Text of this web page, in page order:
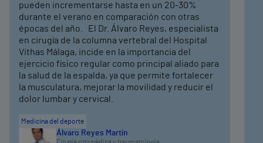
pueden incrementarse hasta en un 20-30%
durante el verano en comparación con otras
épocas del año. El Dr. Álvaro Reyes, especialista
en cirugía de la columna vertebral del Hospital
Vithas Málaga, incide en la importancia del
ejercicio físico regular como principal aliado para
la salud de la espalda, ya que permite fortalecer
la musculatura, mejorar la movilidad y reducir el
dolor lumbar y cervical.
Medicina del deporte
Álvaro Reyes Martín